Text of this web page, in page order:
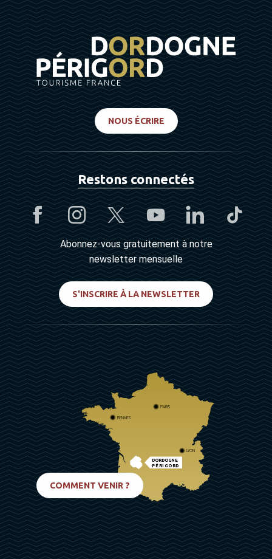
NOUS ÉCRIRE
Restons connectés
Abonnez-vous gratuitement à notre
newsletter mensuelle
S'INSCRIRE À LA NEWSLETTER
DORDOGNE
PÉRIGORD
PARIS
RENNES
LYON
COMMENT VENIR ?